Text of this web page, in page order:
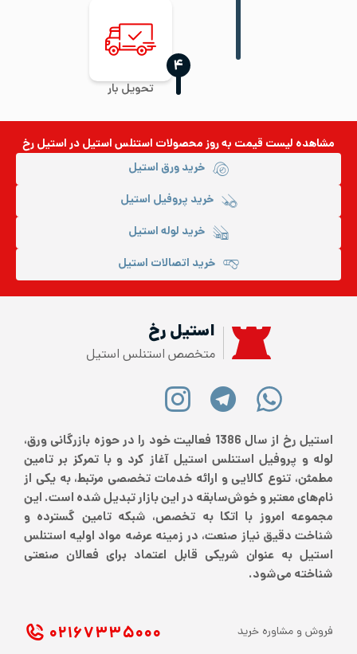
تحویل بار
‍۴
مشاهده لیست قیمت به روزمحصولات استنلس استیلدر استیل رخ
خرید ورق استیل
خرید پروفیل استیل
خرید لوله استیل
خرید اتصالات استیل
استیل رخ
متخصص استنلس استیل
استیل رخ از سال 1386 فعالیت خود را در حوزه بازرگانی ورق،
لوله و پروفیل استنلس استیل آغاز کرد و با تمرکز بر تامین
مطمئن، تنوع کالایی و ارائه خدمات تخصصی مرتبط، به یکی از
نام‌های معتبر و خوش‌سابقه در این بازار تبدیل شده است. این
مجموعه امروز با اتکا به تخصص، شبکه تامین گسترده و
شناخت دقیق نیاز صنعت، در زمینه عرضه مواد اولیه استنلس
استیل به عنوان شریکی قابل اعتماد برای فعالان صنعتی
شناخته می‌شود.
فروش و مشاوره خرید ۰۲۱ ۶۷۳۳۵۰۰۰